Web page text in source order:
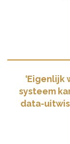
systeem
data-